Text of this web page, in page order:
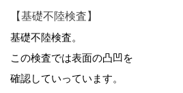
【基礎不陸検査】
基礎不陸検査。
この検査では表面の凸凹を
確認していっています。